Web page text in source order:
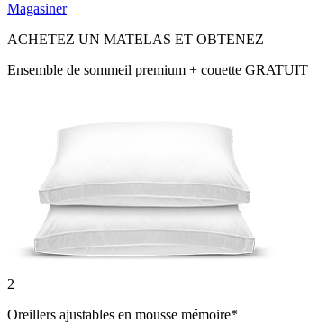
Magasiner
ACHETEZ UN MATELAS ET OBTENEZ
Ensemble de sommeil premium + couette GRATUIT
2
Oreillers ajustables en mousse mémoire*